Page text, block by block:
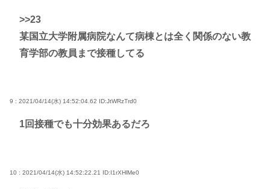
>>23
某国立大学附属病院なんて病棟とは全く関係のない教
育学部の教員まで接種してる
9 : 2021/04/14(水) 14:52:04.62 ID:JtWRzTrd0
1回接種でも十分効果あるだろ
10 : 2021/04/14(水) 14:52:22.21 ID:I1rXHlMe0